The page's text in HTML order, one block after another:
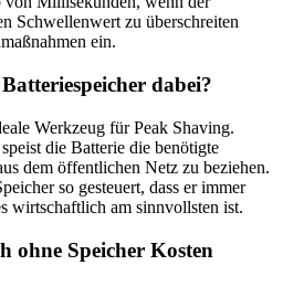
Schwellenwert zu überschreiten
ein.
dabei?
Werkzeug für Peak Shaving.
die Batterie die benötigte
dem öffentlichen Netz zu beziehen.
so gesteuert, dass er immer
wirtschaftlich am sinnvollsten ist.
ohne Speicher Kosten